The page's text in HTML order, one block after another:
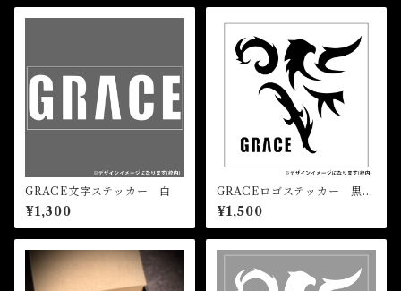
GRACE文字ステッカー 白
¥1,300
GRACEロゴステッカー 黒
(大)
¥1,500